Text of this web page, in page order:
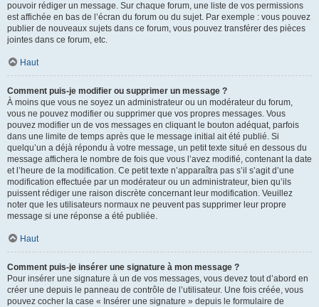
pouvoir rédiger un message. Sur chaque forum, une liste de vos permissions
est affichée en bas de l’écran du forum ou du sujet. Par exemple : vous pouvez
publier de nouveaux sujets dans ce forum, vous pouvez transférer des pièces
jointes dans ce forum, etc.
Haut
Comment puis-je modifier ou supprimer un message ?
À moins que vous ne soyez un administrateur ou un modérateur du forum,
vous ne pouvez modifier ou supprimer que vos propres messages. Vous
pouvez modifier un de vos messages en cliquant le bouton adéquat, parfois
dans une limite de temps après que le message initial ait été publié. Si
quelqu’un a déjà répondu à votre message, un petit texte situé en dessous du
message affichera le nombre de fois que vous l’avez modifié, contenant la date
et l’heure de la modification. Ce petit texte n’apparaîtra pas s’il s’agit d’une
modification effectuée par un modérateur ou un administrateur, bien qu’ils
puissent rédiger une raison discrète concernant leur modification. Veuillez
noter que les utilisateurs normaux ne peuvent pas supprimer leur propre
message si une réponse a été publiée.
Haut
Comment puis-je insérer une signature à mon message ?
Pour insérer une signature à un de vos messages, vous devez tout d’abord en
créer une depuis le panneau de contrôle de l’utilisateur. Une fois créée, vous
pouvez cocher la case « Insérer une signature » depuis le formulaire de